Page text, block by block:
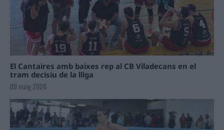
El Cantaires amb baixes rep al CB Viladecans en el
tram decisiu de la lliga
09 maig 2026